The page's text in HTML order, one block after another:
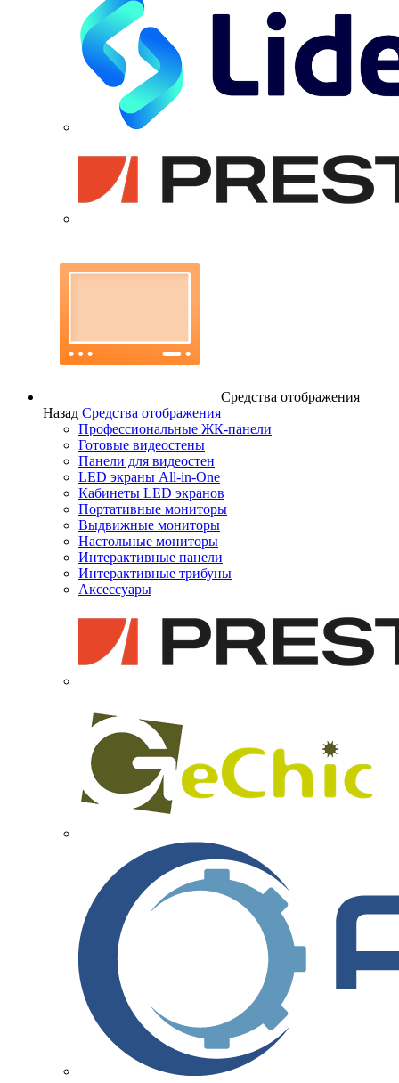
Средства отображения
Назад Средства отображения
Профессиональные ЖК-панели
Готовые видеостены
Панели для видеостен
LED экраны All-in-One
Кабинеты LED экранов
Портативные мониторы
Выдвижные мониторы
Настольные мониторы
Интерактивные панели
Интерактивные трибуны
Аксессуары